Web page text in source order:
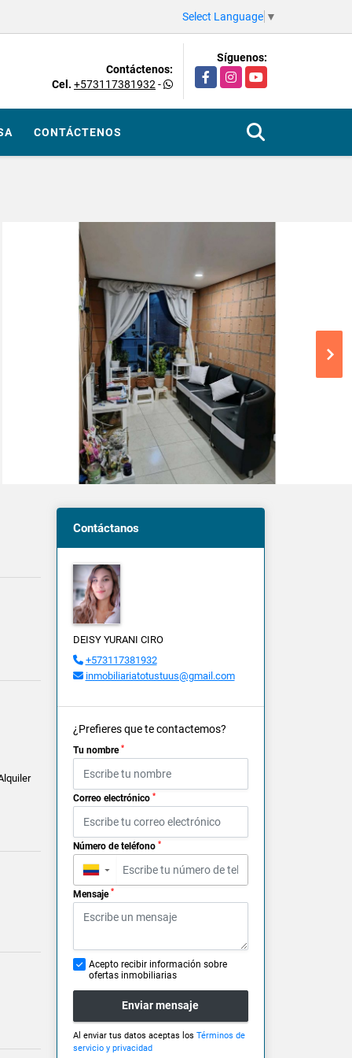
Select Language ▼
Contáctenos:
Cel. +573117381932 -
Síguenos:
FacebookInstagramYouTube
CONTÁCTENOS
Contáctanos
DEISY YURANI CIRO
+573117381932
inmobiliariatotustuus@gmail.com
¿Prefieres que te contactemos?
Tu nombre *
Correo electrónico *
Número de teléfono *
▼
Mensaje *
Acepto recibir información sobre
ofertas inmobiliarias
Enviar mensaje
Al enviar tus datos aceptas los Términos de
servicio y privacidad